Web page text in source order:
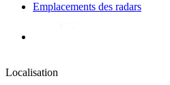
Emplacements des radars
Localisation